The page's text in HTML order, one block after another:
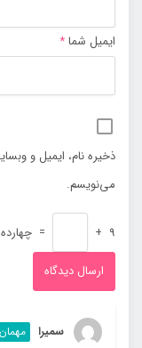
ایمیل شما*
ذخیره نام، ایمیل و
می‌نویسم.
9
+
= چهارده
سمیرا مهمان